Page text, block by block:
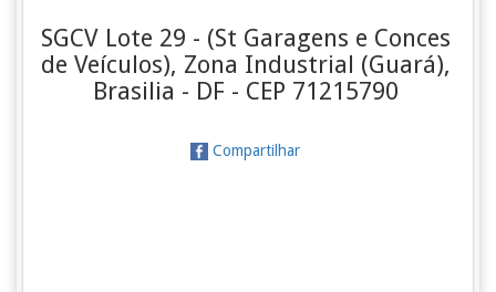
SGCV Lote 29 - (St Garagens e Conces
de Veículos), Zona Industrial (Guará),
Brasilia - DF - CEP 71215790
Compartilhar